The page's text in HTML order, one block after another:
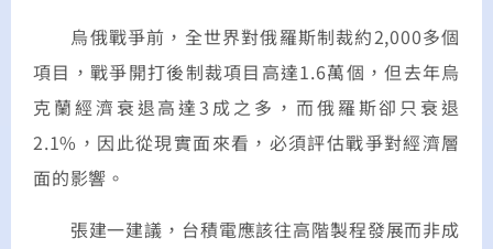
烏俄戰爭前，全世界對俄羅斯制裁約2,000多個
項目，戰爭開打後制裁項目高達1.6萬個，但去年烏
克蘭經濟衰退高達3成之多，而俄羅斯卻只衰退
2.1%，因此從現實面來看，必須評估戰爭對經濟層
面的影響。
張建一建議，台積電應該往高階製程發展而非成